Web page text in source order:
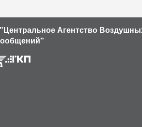
Агентство
наш сайт, вы даете согласие
его экрана; источник откуда
ip-адрес) в целях